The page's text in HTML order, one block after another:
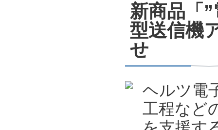
新商品「
型送信機
せ
ヘルツ電
工程など